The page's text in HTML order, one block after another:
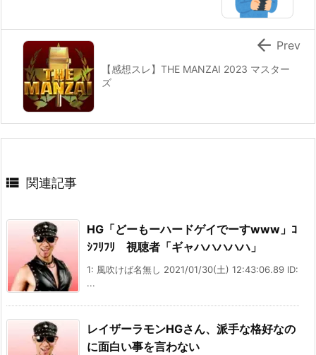
【感想スレ】THE MANZAI 2023 マスター
ズ
 Prev
 関連記事
HG「どーもーハードゲイでーすwww」ｺ
ｼﾌﾘﾌﾘ 視聴者「ギャハハハハハ」
1: 風吹けば名無し 2021/01/30(土) 12:43:06.89 ID:
...
レイザーラモンHGさん、派手な格好なの
に面白い事を言わない